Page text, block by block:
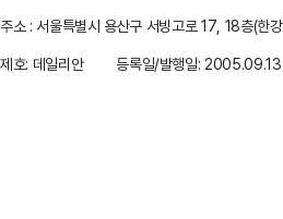
주소 : 서울특별시 용산구 서빙고로 17, 18층(한
제호: 데일리안
등록일/발행일: 2005.09.13